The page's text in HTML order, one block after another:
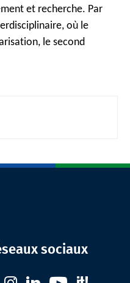
et recherche. Par
où le
le second
sociaux